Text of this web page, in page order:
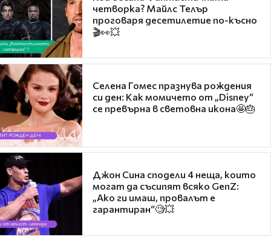
четворка? Майлс Телър
проговаря десетилетие по-късно
🎬👀💥
Селена Гомес празнува рождения
си ден: Как момичето от „Disney“
се превърна в световна икона🤩🎂
Джон Сина сподели 4 неща, които
могат да съсипят всяко GenZ:
„Ако ги имаш, провалът е
гарантиран“🧐💥